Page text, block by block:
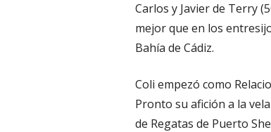
Carlos y Javier de Terry
mejor que en los
Bahía de Cádiz.
Coli empezó como
Pronto su afición a la
de Regatas de Puerto